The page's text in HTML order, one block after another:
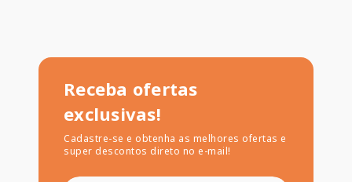
Receba ofertas
exclusivas!
Cadastre-se e obtenha as melhores ofertas e
super descontos direto no e-mail!